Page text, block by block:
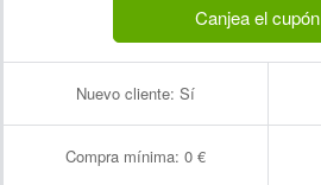
Canjea el cupón
Nuevo cliente: Sí
Compra mínima: 0 €